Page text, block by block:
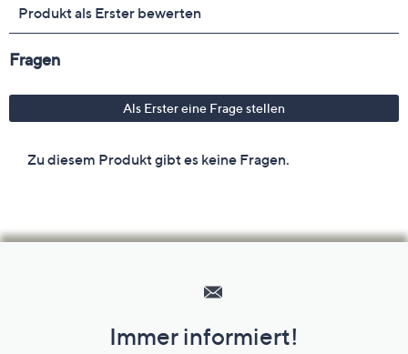
Unternehmensinformationen
Immer informiert!